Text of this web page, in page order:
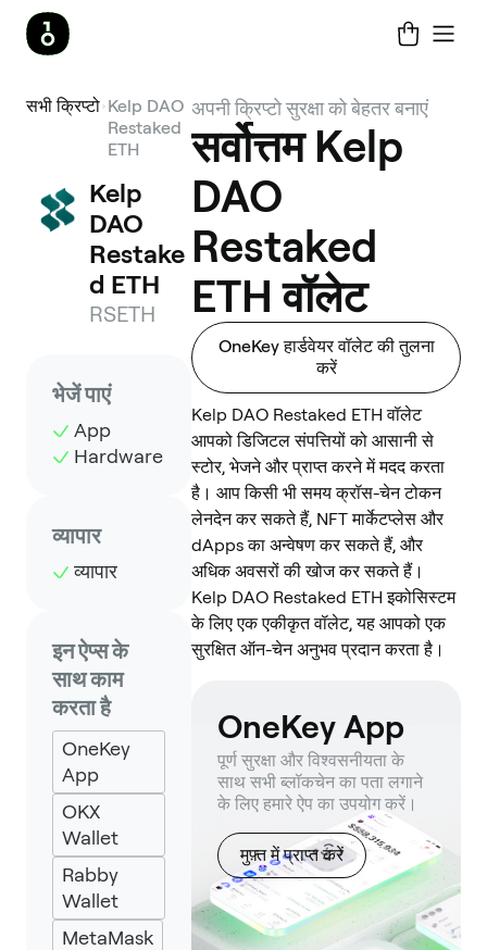
सभी क्रिप्टो Kelp DAO
Restaked
ETH
Kelp
DAO
Restake
d ETH
RSETH
भेजें पाएं
App
Hardware
व्यापार
व्यापार
इन ऐप्स के
साथ काम
करता है
OneKey
App
OKX
Wallet
Rabby
Wallet
MetaMask
अपनी क्रिप्टो सुरक्षा को बेहतर बनाएं
सर्वोत्तम Kelp
DAO
Restaked
ETH वॉलेट
OneKey हार्डवेयर वॉलेट की तुलना
करें
Kelp DAO Restaked ETH वॉलेट
आपको डिजिटल संपत्तियों को आसानी से
स्टोर, भेजने और प्राप्त करने में मदद करता
है। आप किसी भी समय क्रॉस-चेन टोकन
लेनदेन कर सकते हैं, NFT मार्केटप्लेस और
dApps का अन्वेषण कर सकते हैं, और
अधिक अवसरों की खोज कर सकते हैं।
Kelp DAO Restaked ETH इकोसिस्टम
के लिए एक एकीकृत वॉलेट, यह आपको एक
सुरक्षित ऑन-चेन अनुभव प्रदान करता है।
OneKey App
पूर्ण सुरक्षा और विश्वसनीयता के
साथ सभी ब्लॉकचेन का पता लगाने
के लिए हमारे ऐप का उपयोग करें।
मुफ़्त में प्राप्त करें